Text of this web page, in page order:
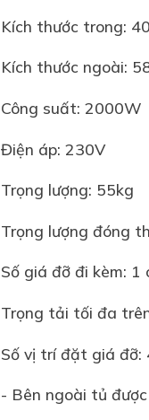
Kích thước trong:
Kích thước ngoài:
Công suất: 2000W
Điện áp: 230V
Trọng lượng: 55kg
Trọng lượng đóng
Số giá đỡ đi kèm: 1
Trọng tải tối đa
Số vị trí đặt giá đỡ:
- Bên ngoài tủ